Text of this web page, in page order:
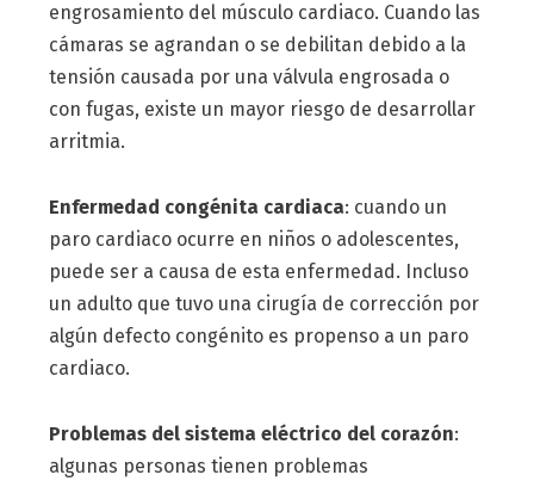
engrosamiento del músculo cardiaco. Cuando las
cámaras se agrandan o se debilitan debido a la
tensión causada por una válvula engrosada o
con fugas, existe un mayor riesgo de desarrollar
arritmia.
Enfermedad congénita cardiaca: cuando un
paro cardiaco ocurre en niños o adolescentes,
puede ser a causa de esta enfermedad. Incluso
un adulto que tuvo una cirugía de corrección por
algún defecto congénito es propenso a un paro
cardiaco.
Problemas del sistema eléctrico del corazón:
algunas personas tienen problemas